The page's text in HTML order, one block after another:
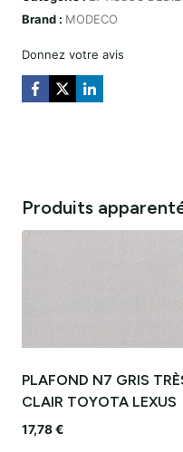
SZARY
Brand : MODECO
Donnez votre avis
Produits
PLAFOND N7 GRIS
CLAIR TOYOTA LEXUS
17,78€